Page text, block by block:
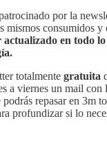
por la
mismos consumidos y
actualizado en todo
totalmente gratuita
a viernes un mail con
podrás repasar en 3m
profundizar si lo